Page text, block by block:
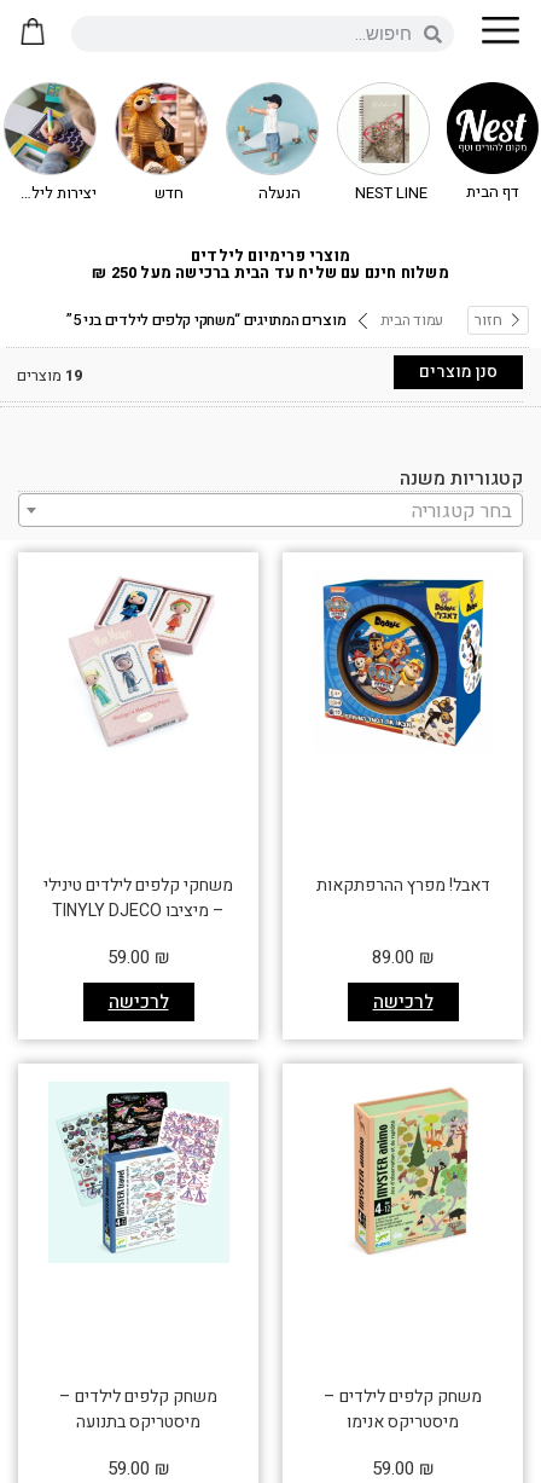
דף הבית NEST LINE הנעלה חדש יצירות לילדים - יצירה לילדים
מוצרי פרימיום לילדים
משלוח חינם עם שליח עד הבית ברכישה מעל 250 ₪
חזור עמוד הבית מוצרים המתויגים “משחקי קלפים לילדים בני 5”
19 מוצרים סנן מוצרים
קטגוריות משנה
בחר קטגוריה
דאבל! מפרץ ההרפתקאות
לרכישה
89.00 ₪
משחקי קלפים לילדים טינילי
– מיציבו TINYLY DJECO
לרכישה
59.00 ₪
משחק קלפים לילדים –
מיסטריקס אנימו
59.00 ₪
משחק קלפים לילדים –
מיסטריקס בתנועה
59.00 ₪